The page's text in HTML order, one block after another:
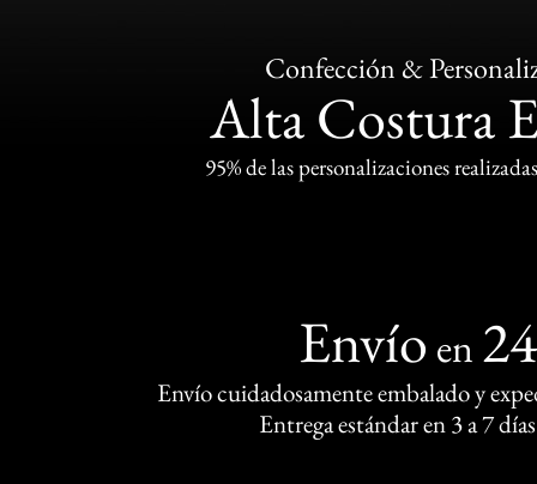
Confección &
Alta Costura
95% de las personalizaciones
Envío en
Envío cuidadosamente embalado y
Entrega estándar en 3 a 7